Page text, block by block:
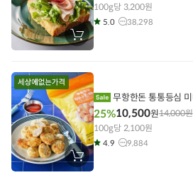
장
바
에
담
기
100g당 3,200원
5.0 38,298
장
바
25%10,500원14,000원
100g당 2,100원
4.9 9,884